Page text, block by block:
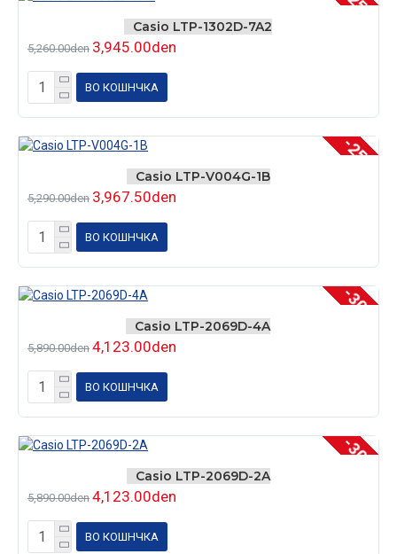
Casio LTP-1302D-7A2
5,260.00den 3,945.00den
ВО КОШНЧКА
-25 %
Casio LTP-V004G-1B
5,290.00den 3,967.50den
ВО КОШНЧКА
-30 %
Casio LTP-2069D-4A
5,890.00den 4,123.00den
ВО КОШНЧКА
-30 %
Casio LTP-2069D-2A
5,890.00den 4,123.00den
ВО КОШНЧКА